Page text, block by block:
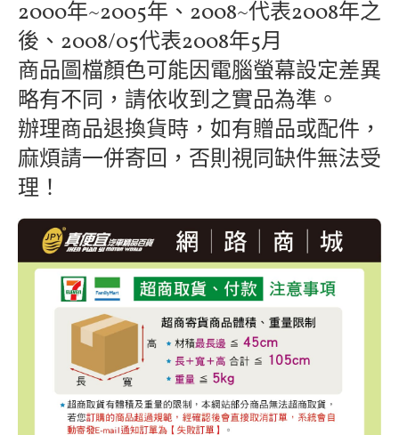
2000年~2005年、2008~代表2008年之
後、2008/05代表2008年5月
商品圖檔顏色可能因電腦螢幕設定差異
略有不同，請依收到之實品為準。
辦理商品退換貨時，如有贈品或配件，
麻煩請一併寄回，否則視同缺件無法受
理！